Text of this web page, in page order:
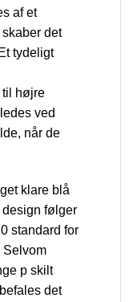
af et
det
tydeligt
til højre
ved
når de
klare blå
design følger
standard for
Selvom
p skilt
det